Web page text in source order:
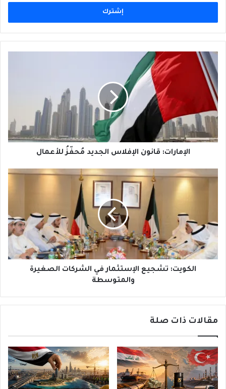
الإلكتروني
الإمارات:
قانون
الإفلاس
الجديد
مُحفّزُ
للأعمال
الإمارات: قانون الإفلاس الجديد مُحفّزُ للأعمال
الصغيرة
والمتوسطة
الكويت: تشجيع الإستثمار في الشركات الصغيرة
والمتوسطة
مقالات ذات صلة